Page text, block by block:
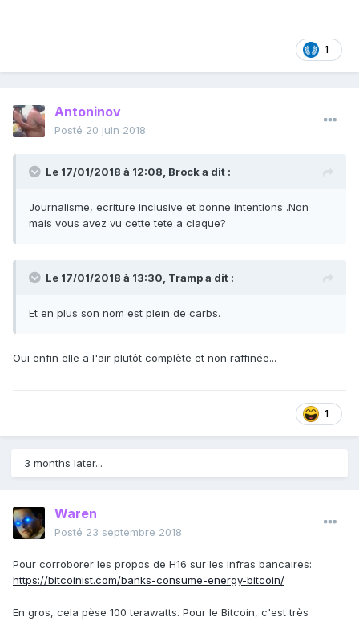
1
Antoninov
Posté 20 juin 2018
Le 17/01/2018 à 12:08, Brocka dit :
Journalisme, ecriture inclusive et bonne intentions .Non
mais vous avez vu cette tete a claque?
Le 17/01/2018 à 13:30, Trampa dit :
Et en plus son nom est plein de carbs.
Oui enfin elle a l'air plutôt complète et non raffinée...
1
3 months later...
Waren
Posté 23 septembre 2018
Pour corroborer les propos de H16 sur les infras bancaires:
https://bitcoinist.com/banks-consume-energy-bitcoin/
En gros, cela pèse 100 terawatts. Pour le Bitcoin, c'est très